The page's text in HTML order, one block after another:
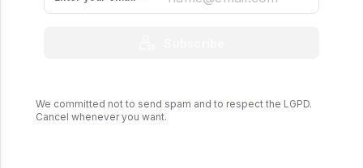
We committed not to send spam and to respect the LGPD.
Cancel whenever you want.